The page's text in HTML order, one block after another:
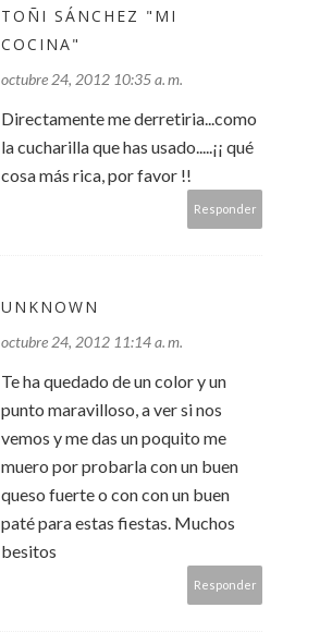
TOÑI SÁNCHEZ "MI
COCINA"
octubre 24, 2012 10:35 a. m.
Directamente me derretiria...como
la cucharilla que has usado.....¡¡ qué
cosa más rica, por favor !!
Responder
UNKNOWN
octubre 24, 2012 11:14 a. m.
Te ha quedado de un color y un
punto maravilloso, a ver si nos
vemos y me das un poquito me
muero por probarla con un buen
queso fuerte o con con un buen
paté para estas fiestas. Muchos
besitos
Responder